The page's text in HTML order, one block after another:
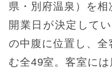
県・別府温泉）を
開業日が決定して
の中腹に位置し、
む全49室。客室に